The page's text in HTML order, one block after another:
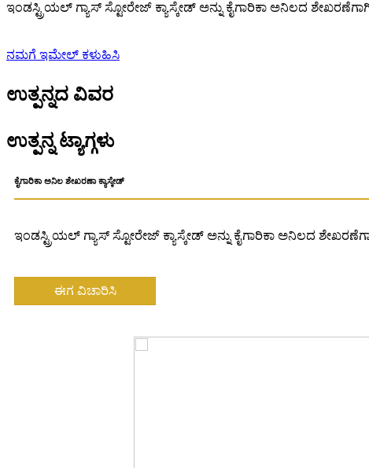
ಇಂಡಸ್ಟ್ರಿಯಲ್ ಗ್ಯಾಸ್ ಸ್ಟೋರೇಜ್ ಕ್ಯಾಸ್ಕೇಡ್ ಅನ್ನು ಕೈಗಾರಿಕಾ ಅನಿಲದ
ನಮಗೆ ಇಮೇಲ್ ಕಳುಹಿಸಿ
ಉತ್ಪನ್ನದ ವಿವರ
ಉತ್ಪನ್ನ ಟ್ಯಾಗ್ಗಳು
ಕೈಗಾರಿಕಾ ಅನಿಲ ಶೇಖರಣಾ ಕ್ಯಾಸ್ಕೇಡ್
ಇಂಡಸ್ಟ್ರಿಯಲ್ ಗ್ಯಾಸ್ ಸ್ಟೋರೇಜ್ ಕ್ಯಾಸ್ಕೇಡ್ ಅನ್ನು ಕೈಗಾರಿಕಾ ಅನಿಲದ
ಈಗ ವಿಚಾರಿಸಿ